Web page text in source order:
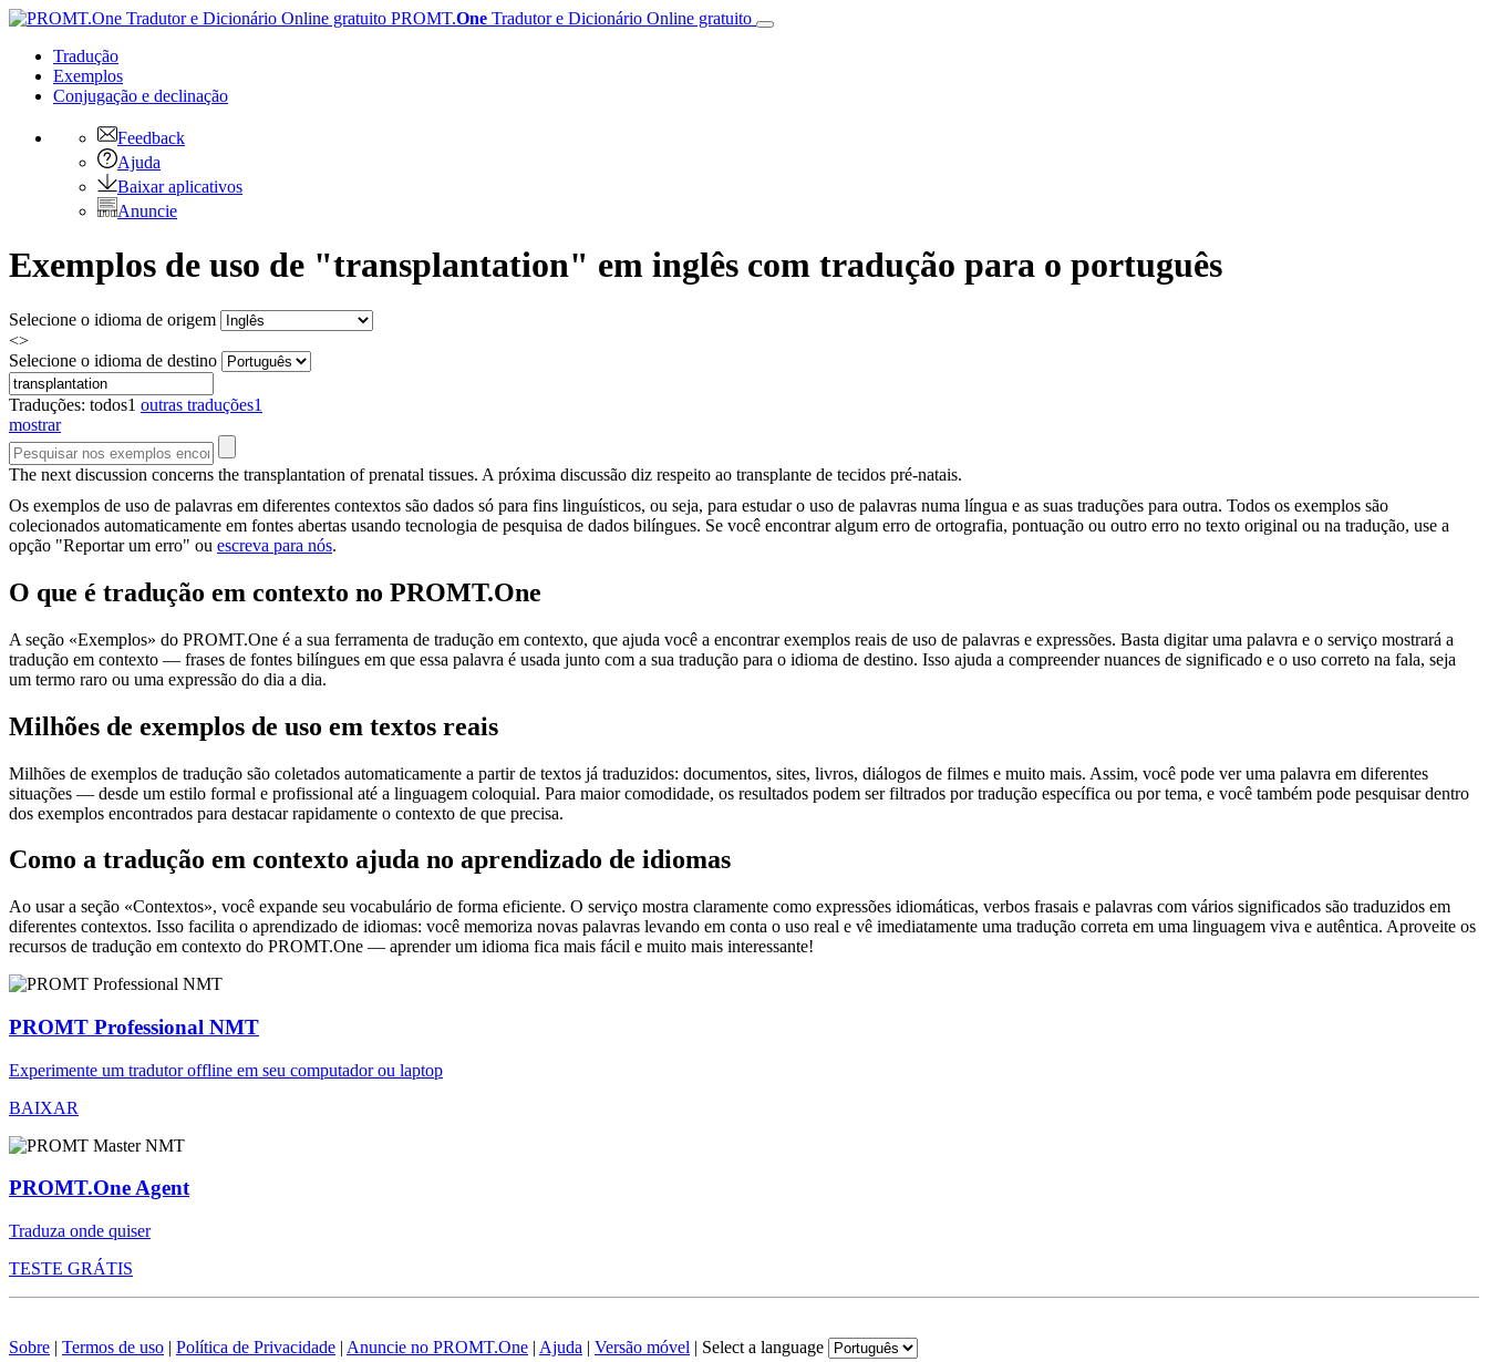
PROMT.One Tradutor e Dicionário Online gratuito
Tradução
Exemplos
Conjugação e declinação
Feedback
Ajuda
Baixar aplicativos
Anuncie
Exemplos de uso de "transplantation" em inglês com tradução para o português
Selecione o idioma de origem
<>
Selecione o idioma de destino
Traduções: todos1 outras traduções1
mostrar
The next discussion concerns the transplantation of prenatal tissues. A próxima discussão diz respeito ao transplante de tecidos pré-natais.
Os exemplos de uso de palavras em diferentes contextos são dados só para fins linguísticos, ou seja, para estudar o uso de palavras numa língua e as suas traduções para outra. Todos os exemplos são
colecionados automaticamente em fontes abertas usando tecnologia de pesquisa de dados bilíngues. Se você encontrar algum erro de ortografia, pontuação ou outro erro no texto original ou na tradução, use a
opção "Reportar um erro" ou escreva para nós.
O que é tradução em contexto no PROMT.One
A seção «Exemplos» do PROMT.One é a sua ferramenta de tradução em contexto, que ajuda você a encontrar exemplos reais de uso de palavras e expressões. Basta digitar uma palavra e o serviço mostrará a
tradução em contexto — frases de fontes bilíngues em que essa palavra é usada junto com a sua tradução para o idioma de destino. Isso ajuda a compreender nuances de significado e o uso correto na fala, seja
um termo raro ou uma expressão do dia a dia.
Milhões de exemplos de uso em textos reais
Milhões de exemplos de tradução são coletados automaticamente a partir de textos já traduzidos: documentos, sites, livros, diálogos de filmes e muito mais. Assim, você pode ver uma palavra em diferentes
situações — desde um estilo formal e profissional até a linguagem coloquial. Para maior comodidade, os resultados podem ser filtrados por tradução específica ou por tema, e você também pode pesquisar dentro
dos exemplos encontrados para destacar rapidamente o contexto de que precisa.
Como a tradução em contexto ajuda no aprendizado de idiomas
Ao usar a seção «Contextos», você expande seu vocabulário de forma eficiente. O serviço mostra claramente como expressões idiomáticas, verbos frasais e palavras com vários significados são traduzidos em
diferentes contextos. Isso facilita o aprendizado de idiomas: você memoriza novas palavras levando em conta o uso real e vê imediatamente uma tradução correta em uma linguagem viva e autêntica. Aproveite os
recursos de tradução em contexto do PROMT.One — aprender um idioma fica mais fácil e muito mais interessante!
PROMT Professional NMT
Experimente um tradutor offline em seu computador ou laptop
BAIXAR
PROMT.One Agent
Traduza onde quiser
TESTE GRÁTIS
Sobre | Termos de uso | Política de Privacidade | Anuncie no PROMT.One | Ajuda | Versão móvel | Select a language